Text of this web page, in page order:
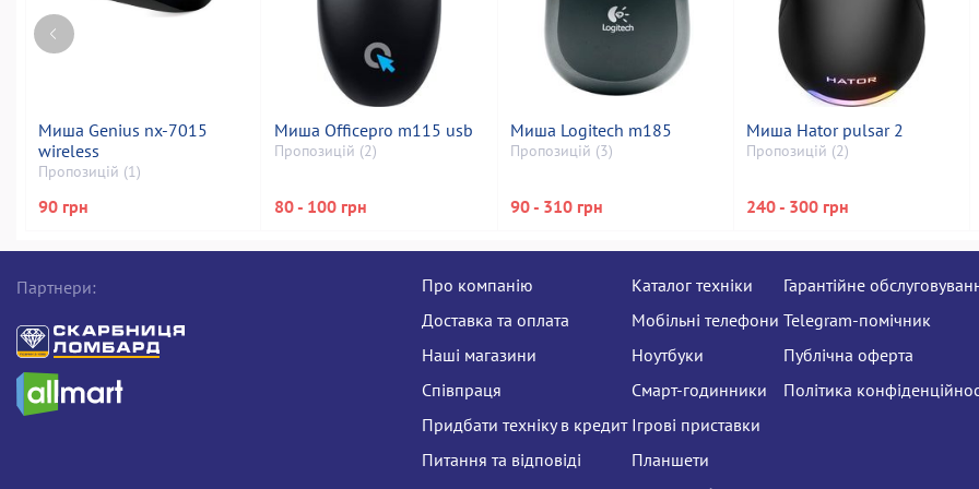
Миша Genius nx-7015
wireless
Пропозицій (1)
90 грн
Миша Officepro m115 usb
Пропозицій (2)
80 - 100 грн
Миша Logitech m185
Пропозицій (3)
90 - 310 грн
Миша Hator pulsar 2
Пропозицій (2)
240 - 300 грн
Партнери:
Про компанію
Доставка та оплата
Наші магазини
Співпраця
Придбати техніку в кредит
Питання та відповіді
Каталог техніки
Мобільні телефони
Ноутбуки
Смарт-годинники
Ігрові приставки
Планшети
Гарантійне
Telegram-помічник
Публічна оферта
Політика